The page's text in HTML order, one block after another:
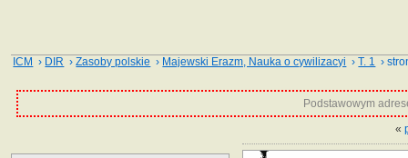
ICM › DIR ›Zasoby polskie › Majewski Erazm, Nauka o cywilizacyi ›T. 1 ›
Podstawowym
«